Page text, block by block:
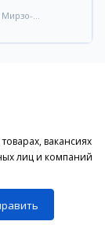
Мирзо-
вакансиях
лиц и компаний